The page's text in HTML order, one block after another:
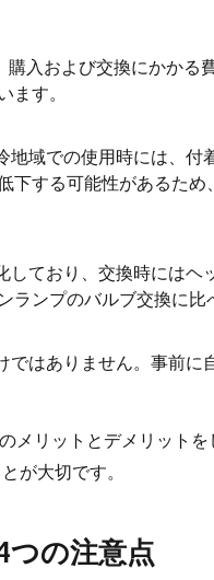
入および交換にかかる
ます。
地域での使用時には、付
下する可能性があるた
しており、交換時にはヘ
ランプのバルブ交換に比
ではありません。事前に
メリットとデメリット
が大切です。
つの注意点